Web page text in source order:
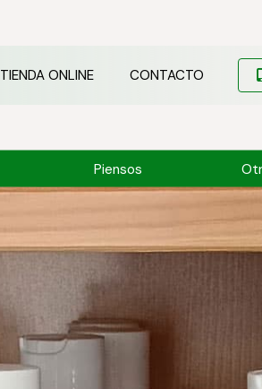
TIENDA ONLINE CONTACTO
Piensos